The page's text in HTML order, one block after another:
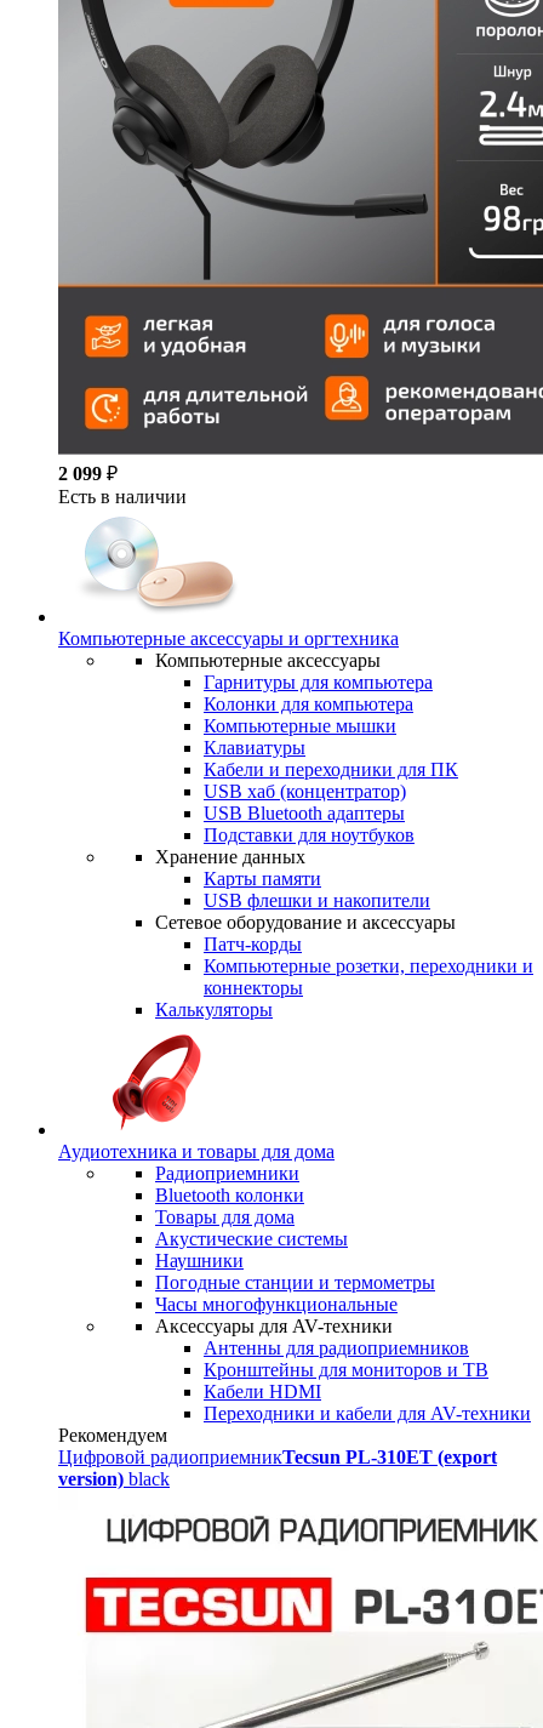
2 099 ₽
Есть в наличии
Компьютерные аксессуары и оргтехника
Компьютерные аксессуары
Гарнитуры для компьютера
Колонки для компьютера
Компьютерные мышки
Клавиатуры
Кабели и переходники для ПК
USB хаб (концентратор)
USB Bluetooth адаптеры
Подставки для ноутбуков
Хранение данных
Карты памяти
USB флешки и накопители
Сетевое оборудование и аксессуары
Патч-корды
Компьютерные розетки, переходники и
коннекторы
Калькуляторы
Аудиотехника и товары для дома
Радиоприемники
Bluetooth колонки
Товары для дома
Акустические системы
Наушники
Погодные станции и термометры
Часы многофункциональные
Аксессуары для AV-техники
Антенны для радиоприемников
Кронштейны для мониторов и ТВ
Кабели HDMI
Переходники и кабели для AV-техники
Рекомендуем
Цифровой радиоприемникTecsun PL-310ET (export
version) black